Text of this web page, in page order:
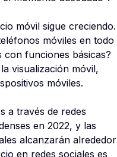
móvil sigue creciendo.
móviles en todo
funciones básicas?
visualización móvil,
móviles.
a través de redes
en 2022, y las
alcanzarán alrededor
en redes sociales es